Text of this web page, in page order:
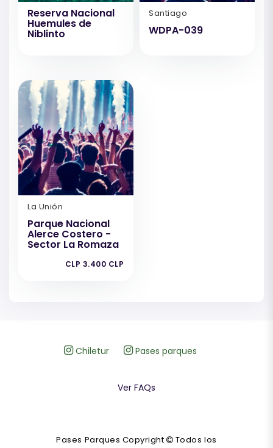
Reserva Nacional
Huemules de
Niblinto
Santiago
WDPA-039
La Unión
Parque Nacional
Alerce Costero -
Sector La Romaza
CLP 3.400 CLP
Chiletur Pases parques
Ver FAQs
Pases Parques Copyright
Todos los